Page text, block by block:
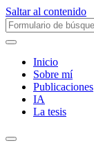
Saltar al contenido
Buscar:
Inicio
Sobre mí­
Publicaciones
IA
La tesis
Alternar